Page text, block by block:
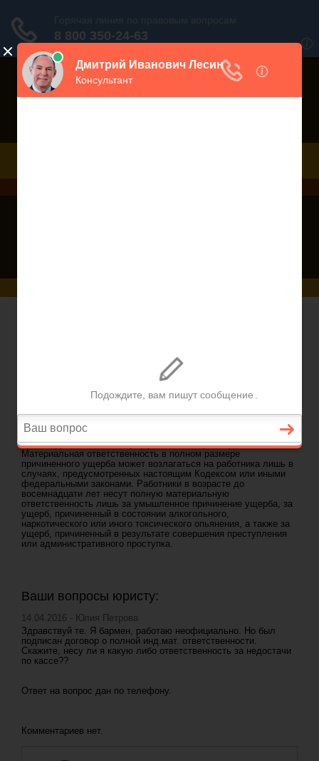
ст 242 ТК РФ. Полная материальная
ответственность работника
Полная материальная ответственность работника состоит в
его обязанности возмещать причиненный работодателю
прямой действительный ущерб в полном размере.
Материальная ответственность в полном размере
причиненного ущерба может возлагаться на работника лишь в
случаях, предусмотренных настоящим Кодексом или иными
федеральными законами. Работники в возрасте до
восемнадцати лет несут полную материальную
ответственность лишь за умышленное причинение ущерба, за
ущерб, причиненный в состоянии алкогольного,
наркотического или иного токсического опьянения, а также за
ущерб, причиненный в результате совершения преступления
или административного проступка.
Ваши вопросы юристу:
14.04.2016 - Юлия Петрова
Здравствуй те. Я бармен, работаю неофициально. Но был
подписан договор о полной инд.мат. ответственности.
Скажите, несу ли я какую либо ответственность за недостачи
по кассе??
Ответ на вопрос дан по телефону.
Комментариев нет.